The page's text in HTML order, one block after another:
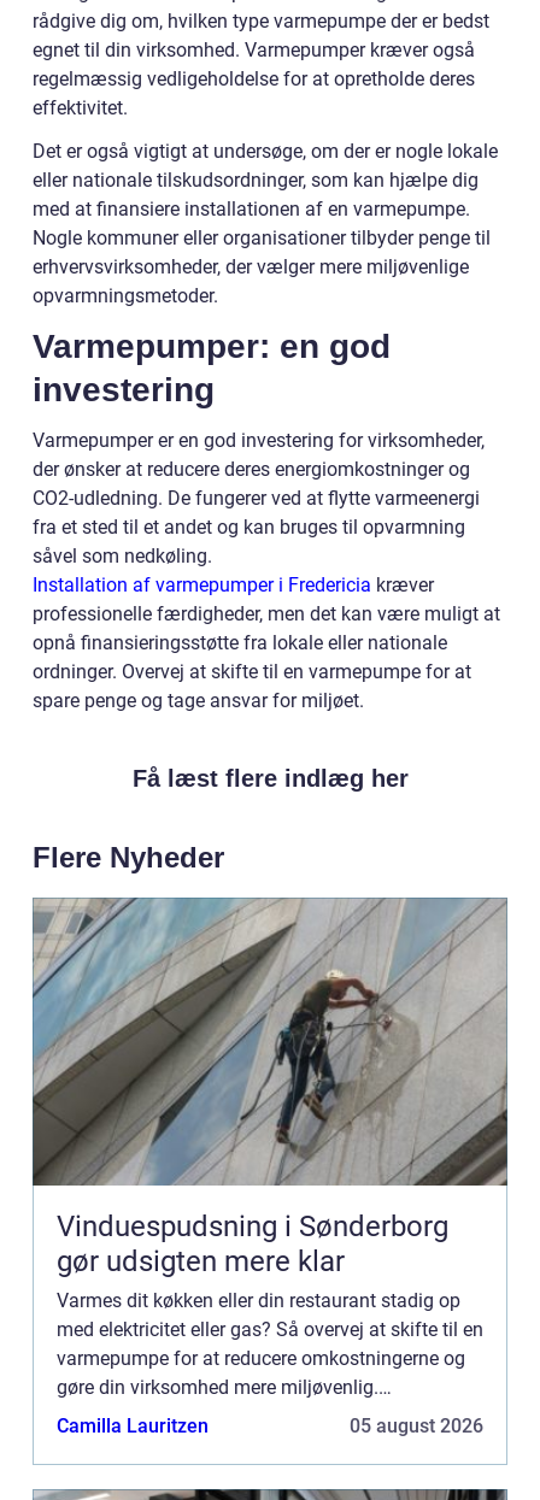
rådgive dig om, hvilken type varmepumpe der er bedst
egnet til din virksomhed. Varmepumper kræver også
regelmæssig vedligeholdelse for at opretholde deres
effektivitet.
Det er også vigtigt at undersøge, om der er nogle lokale
eller nationale tilskudsordninger, som kan hjælpe dig
med at finansiere installationen af en varmepumpe.
Nogle kommuner eller organisationer tilbyder penge til
erhvervsvirksomheder, der vælger mere miljøvenlige
opvarmningsmetoder.
Varmepumper: en god
investering
Varmepumper er en god investering for virksomheder,
der ønsker at reducere deres energiomkostninger og
CO2-udledning. De fungerer ved at flytte varmeenergi
fra et sted til et andet og kan bruges til opvarmning
såvel som nedkøling.
Installation af varmepumper i Fredericia kræver
professionelle færdigheder, men det kan være muligt at
opnå finansieringsstøtte fra lokale eller nationale
ordninger. Overvej at skifte til en varmepumpe for at
spare penge og tage ansvar for miljøet.
Få læst flere indlæg her
Flere Nyheder
Vinduespudsning i Sønderborg
gør udsigten mere klar
Varmes dit køkken eller din restaurant stadig op
med elektricitet eller gas? Så overvej at skifte til en
varmepumpe for at reducere omkostningerne og
gøre din virksomhed mere miljøvenlig.
Varmepumper har været på markedet i årtier, men
Camilla Lauritzen 05 august 2026